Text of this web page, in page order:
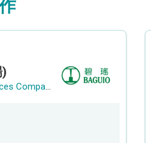
Baguio Cleaning Services Company Limited